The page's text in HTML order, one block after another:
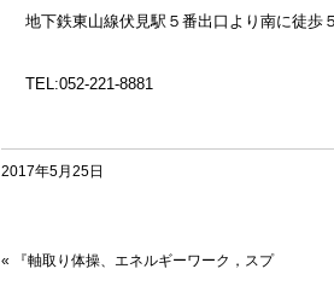
地下鉄東山線伏見駅５番出口より南に徒歩
TEL:052-221-8881
2017年5月25日
« 『軸取り体操、エネルギーワーク，スプ